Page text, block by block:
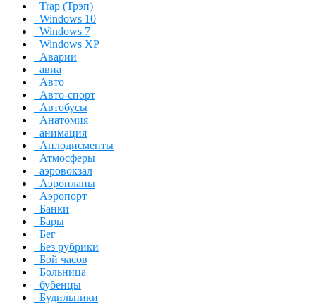
Trap (Трэп)
Windows 10
Windows 7
Windows XP
Аварии
авиа
Авто
Авто-спорт
Автобусы
Анатомия
анимация
Аплодисменты
Атмосферы
аэровокзал
Аэропланы
Аэропорт
Банки
Бары
Бег
Без рубрики
Бой часов
Больница
бубенцы
Будильники